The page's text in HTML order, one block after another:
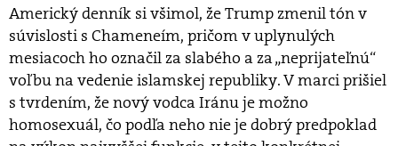
Americký denník si všimol, že Trump zmenil tón v
súvislosti s Chameneím, pričom v uplynulých
mesiacoch ho označil za slabého a za „neprijateľnú“
voľbu na vedenie islamskej republiky. V marci prišiel
s tvrdením, že nový vodca Iránu je možno
homosexuál, čo podľa neho nie je dobrý predpoklad